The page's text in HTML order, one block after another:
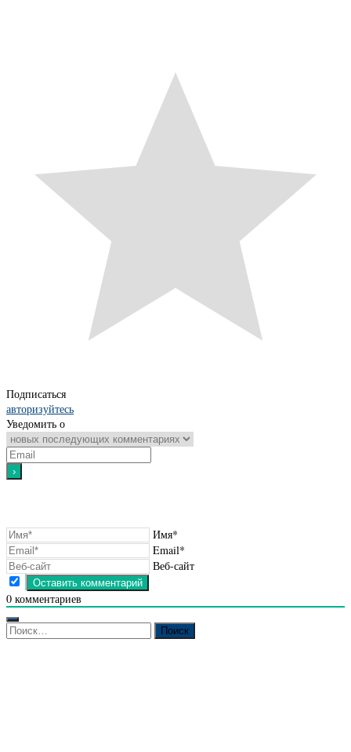
Подписаться
авторизуйтесь
Уведомить о
Имя*
Email*
Веб-сайт
0 комментариев
Найти: